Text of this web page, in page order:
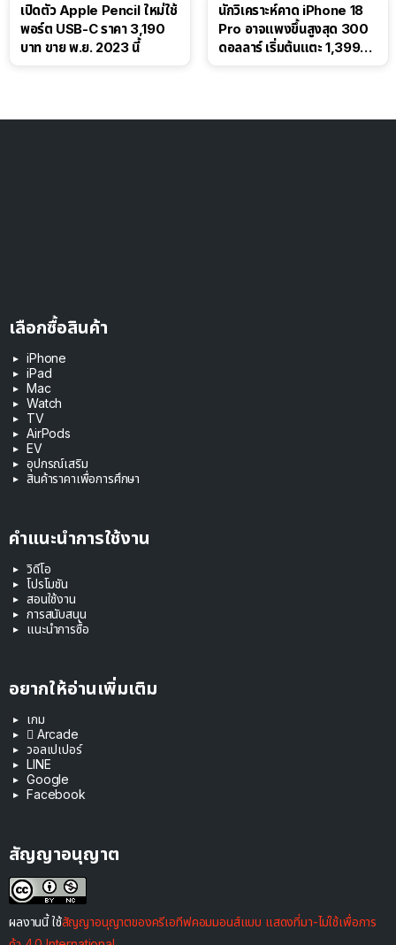
เปิดตัว Apple Pencil ใหม่ใช้
พอร์ต USB-C ราคา 3,190
บาท ขาย พ.ย. 2023 นี้
นักวิเคราะห์คาด iPhone 18
Pro อาจแพงขึ้นสูงสุด 300
ดอลลาร์ เริ่มต้นแตะ 1,399
เลือกซื้อสินค้า
iPhone
iPad
Mac
Watch
TV
AirPods
EV
อุปกรณ์เสริม
สินค้าราคาเพื่อการศึกษา
คำแนะนำการใช้งาน
วิดีโอ
โปรโมชัน
สอนใช้งาน
การสนับสนุน
แนะนำการซื้อ
อยากให้อ่านเพิ่มเติม
เกม
 Arcade
วอลเปเปอร์
LINE
Google
Facebook
สัญญาอนุญาต
ผลงานนี้ ใช้สัญญาอนุญาตของครีเอทีฟคอมมอนส์แบบ แสดงที่มา-ไม่ใช้เพื่อการ